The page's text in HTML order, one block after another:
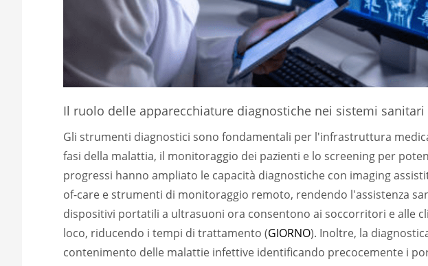
Il ruolo delle apparecchiature diagnostiche nei sistemi sanitari
Gli strumenti diagnostici sono fondamentali per l'infrastruttura
fasi della malattia, il monitoraggio dei pazienti e lo screening per
progressi hanno ampliato le capacità diagnostiche con imaging
of-care e strumenti di monitoraggio remoto, rendendo l'assistenza
dispositivi portatili a ultrasuoni ora consentono ai soccorritori e alle
loco, riducendo i tempi di trattamento (GIORNO). Inoltre, la
contenimento delle malattie infettive identificando precocemente i